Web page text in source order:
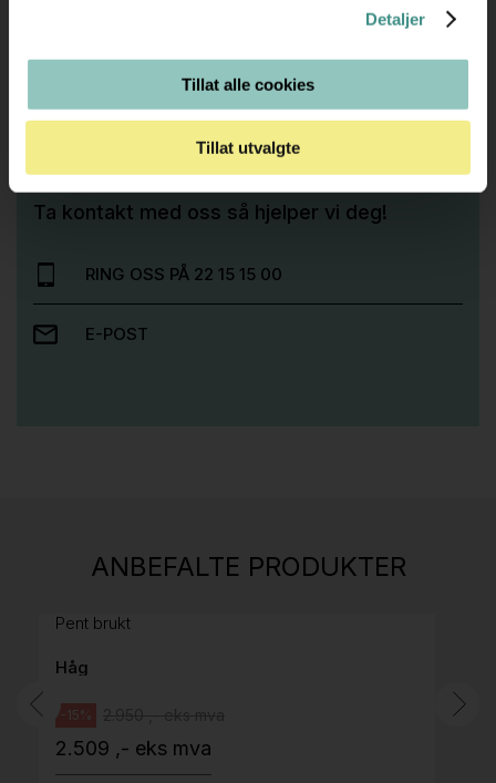
Detaljer
Tillat alle cookies
Tillat utvalgte
Trenger du hjelp med et større kjøp eller
prosjekt?
Ta kontakt med oss så hjelper vi deg!
RING OSS PÅ 22 15 15 00
E-POST
ANBEFALTE PRODUKTER
H05 5600 Swingback-armlene Mørk
Pent brukt
Håg
-15%
2.509 ,- eks mva